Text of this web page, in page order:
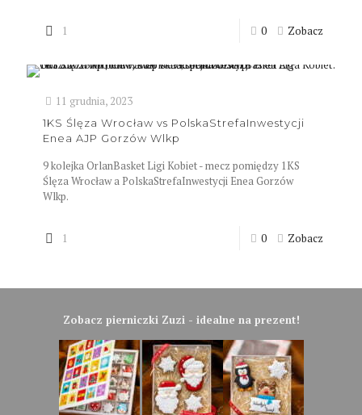
1 0 Zobacz
11 grudnia, 2023
1KS Ślęza Wrocław vs PolskaStrefaInwestycji
Enea AJP Gorzów Wlkp
9 kolejka OrlanBasket Ligi Kobiet - mecz pomiędzy 1KS
Ślęza Wrocław a PolskaStrefaInwestycji Enea Gorzów
Wlkp.
1 0 Zobacz
Zobacz pierniczki Zuzi - idealne na prezent!